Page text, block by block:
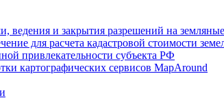
ведения и закрытия разрешений на
для расчета кадастровой стоимости
привлекательности субъекта РФ
картографических сервисов MapAround